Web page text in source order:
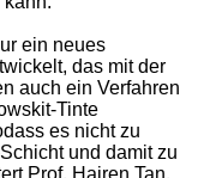
ein neues
das mit der
auch ein Verfahren
Tinte
es nicht zu
und damit zu
Prof. Hairen Tan,